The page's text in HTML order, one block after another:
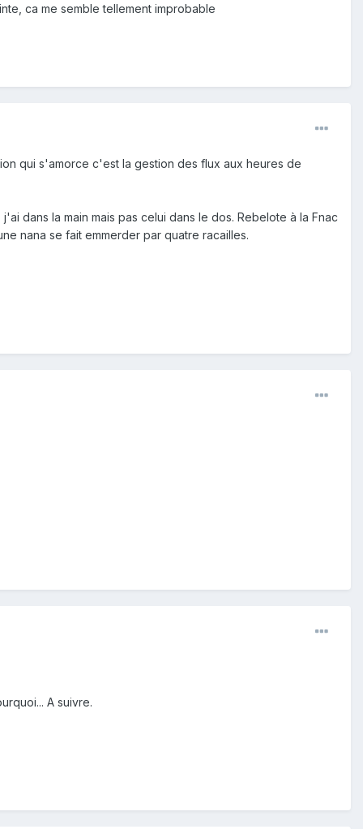
ca me semble tellement improbable
qui s'amorce c'est la gestion des flux aux heures de
dans la main mais pas celui dans le dos. Rebelote à la Fnac
nana se fait emmerder par quatre racailles.
A suivre.